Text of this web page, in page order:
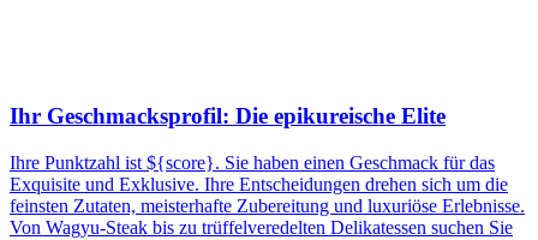
Ihr Geschmacksprofil: Die epikureische Elite
Ihre Punktzahl ist ${score}. Sie haben einen Geschmack für das
Exquisite und Exklusive. Ihre Entscheidungen drehen sich um die
feinsten Zutaten, meisterhafte Zubereitung und luxuriöse Erlebnisse.
Von Wagyu-Steak bis zu trüffelveredelten Delikatessen suchen Sie